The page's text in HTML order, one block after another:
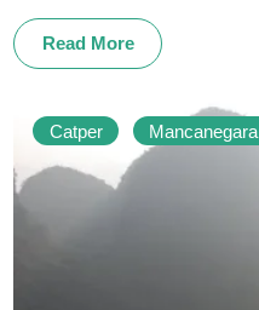
Read More
Catper Mancanegara